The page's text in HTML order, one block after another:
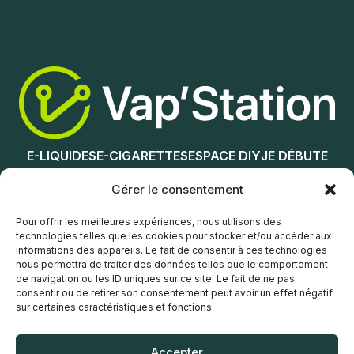
Gérer le consentement
Pour offrir les meilleures expériences, nous utilisons des
technologies telles que les cookies pour stocker et/ou accéder aux
informations des appareils. Le fait de consentir à ces technologies
nous permettra de traiter des données telles que le comportement
de navigation ou les ID uniques sur ce site. Le fait de ne pas
consentir ou de retirer son consentement peut avoir un effet négatif
sur certaines caractéristiques et fonctions.
Ajouter au panier
0
3
6
18
Choix des options
E-LIQUIDESE-CIGARETTESESPACE DIYJE DÉBUTE
NOS MAGASINS
Service client